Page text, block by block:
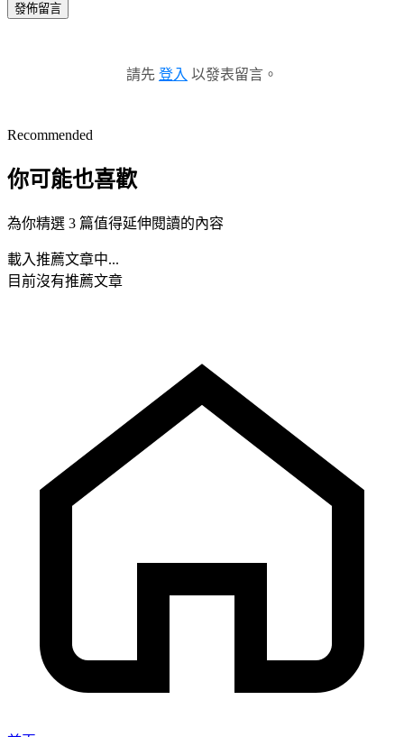
發佈留言
請先 登入 以發表留言。
Recommended
你可能也喜歡
為你精選 3 篇值得延伸閱讀的內容
載入推薦文章中...
目前沒有推薦文章